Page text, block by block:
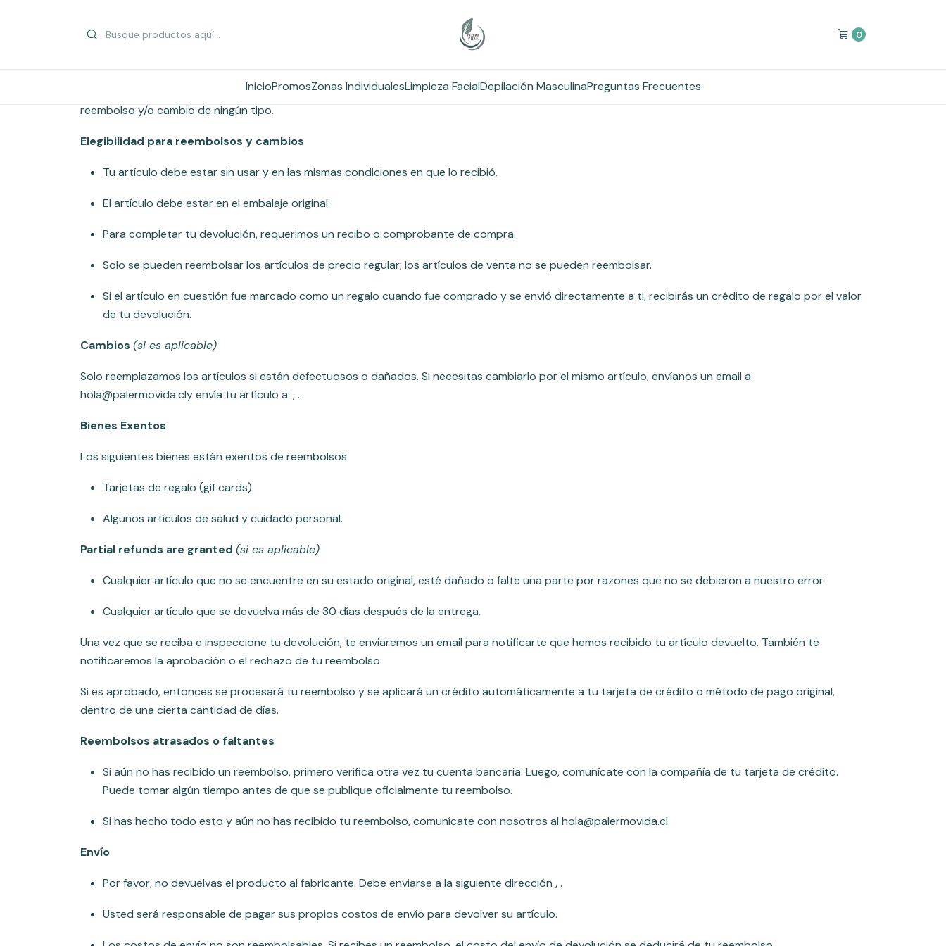
0
InicioPromosZonas IndividualesLimpieza FacialDepilación MasculinaPreguntas Frecuentes
Política de reembolso
Ofrecemos reembolso y/o cambio dentro de los primeros 30 días de tu compra. Si han transcurrido 30 días desde tu compra, no se te ofrecerá un
reembolso y/o cambio de ningún tipo.
Elegibilidad para reembolsos y cambios
Tu artículo debe estar sin usar y en las mismas condiciones en que lo recibió.
El artículo debe estar en el embalaje original.
Para completar tu devolución, requerimos un recibo o comprobante de compra.
Solo se pueden reembolsar los artículos de precio regular; los artículos de venta no se pueden reembolsar.
Si el artículo en cuestión fue marcado como un regalo cuando fue comprado y se envió directamente a ti, recibirás un crédito de regalo por el valor
de tu devolución.
Cambios (si es aplicable)
Solo reemplazamos los artículos si están defectuosos o dañados. Si necesitas cambiarlo por el mismo artículo, envíanos un email a
hola@palermovida.cly envía tu artículo a: , .
Bienes Exentos
Los siguientes bienes están exentos de reembolsos:
Tarjetas de regalo (gif cards).
Algunos artículos de salud y cuidado personal.
Partial refunds are granted (si es aplicable)
Cualquier artículo que no se encuentre en su estado original, esté dañado o falte una parte por razones que no se debieron a nuestro error.
Cualquier artículo que se devuelva más de 30 días después de la entrega.
Una vez que se reciba e inspeccione tu devolución, te enviaremos un email para notificarte que hemos recibido tu artículo devuelto. También te
notificaremos la aprobación o el rechazo de tu reembolso.
Si es aprobado, entonces se procesará tu reembolso y se aplicará un crédito automáticamente a tu tarjeta de crédito o método de pago original,
dentro de una cierta cantidad de días.
Reembolsos atrasados ​​o faltantes
Si aún no has recibido un reembolso, primero verifica otra vez tu cuenta bancaria. Luego, comunícate con la compañía de tu tarjeta de crédito.
Puede tomar algún tiempo antes de que se publique oficialmente tu reembolso.
Si has hecho todo esto y aún no has recibido tu reembolso, comunícate con nosotros al hola@palermovida.cl.
Envío
Por favor, no devuelvas el producto al fabricante. Debe enviarse a la siguiente dirección , .
Usted será responsable de pagar sus propios costos de envío para devolver su artículo.